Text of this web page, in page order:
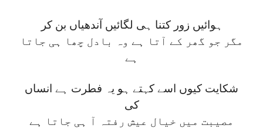
ہوائیں زور کتنا ہی لگائیں آندھیاں بن کر
مگر جو گھر کے آتا ہے وہ بادل چھا ہی جاتا
ہے
شکایت کیوں اسے کہتے ہو یہ فطرت ہے انساں
کی
مصیبت میں خیال عیش رفتہ آ ہی جاتا ہے